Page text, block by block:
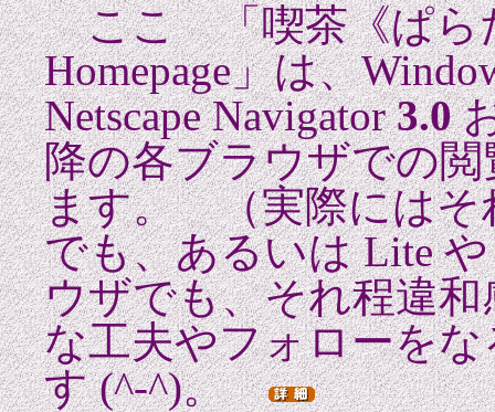
ここ 「喫茶《ぱら
Homepage」は、
Netscape Navigator3.0
降の各ブラウザでの
ます。 （実際にはそ
でも、あるいは Lite
ウザでも、それ程違
な工夫やフォローを
す (^-^)。